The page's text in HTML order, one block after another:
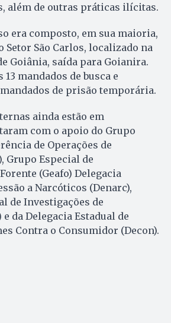
além de outras práticas ilícitas.
era composto, em sua maioria,
Setor São Carlos, localizado na
Goiânia, saída para Goianira.
mandados de busca e
de prisão temporária.
ainda estão em
com o apoio do Grupo
de Operações de
Grupo Especial de
(Geafo) Delegacia
a Narcóticos (Denarc),
de Investigações de
da Delegacia Estadual de
Contra o Consumidor (Decon).